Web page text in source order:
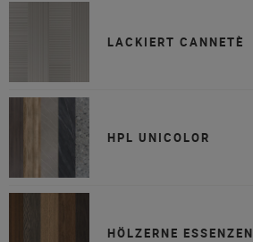
LACKIERT CANNETÈ
HPL UNICOLOR
HÖLZERNE ESSENZEN